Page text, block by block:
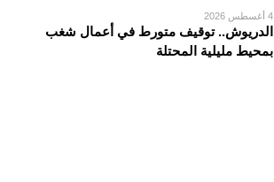
4 أغسطس 2026
الدريوش.. توقيف متورط في أعمال شغب
بمحيط مليلية المحتلة